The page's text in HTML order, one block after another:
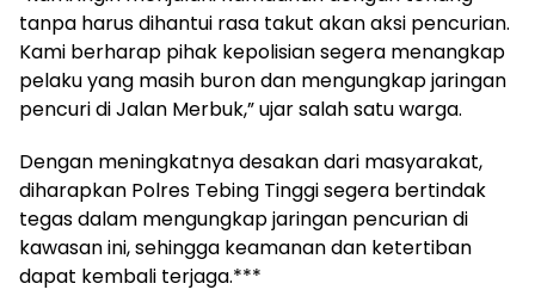
tanpa harus dihantui rasa takut akan aksi pencurian.
Kami berharap pihak kepolisian segera menangkap
pelaku yang masih buron dan mengungkap jaringan
pencuri di Jalan Merbuk,” ujar salah satu warga.
Dengan meningkatnya desakan dari masyarakat,
diharapkan Polres Tebing Tinggi segera bertindak
tegas dalam mengungkap jaringan pencurian di
kawasan ini, sehingga keamanan dan ketertiban
dapat kembali terjaga.***